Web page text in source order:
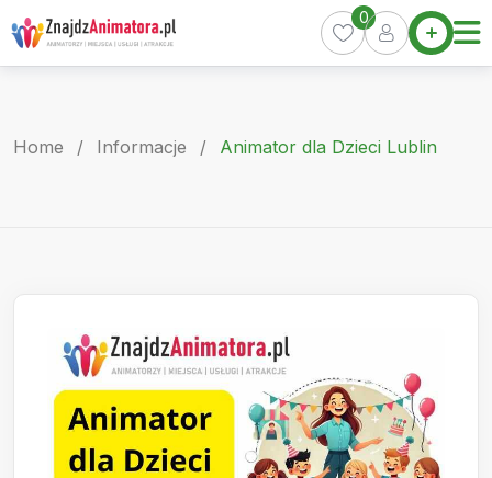
Skip
to
content
Home
Oferty
0
Home / Informacje / Animator dla Dzieci Lublin